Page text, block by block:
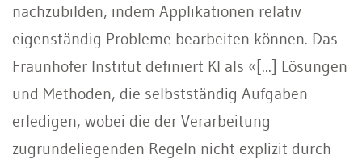
nachzubilden, indem Applikationen relativ
eigenständig Probleme bearbeiten können. Das
Fraunhofer Institut definiert KI als «[...] Lösungen
und Methoden, die selbstständig Aufgaben
erledigen, wobei die der Verarbeitung
zugrundeliegenden Regeln nicht explizit durch